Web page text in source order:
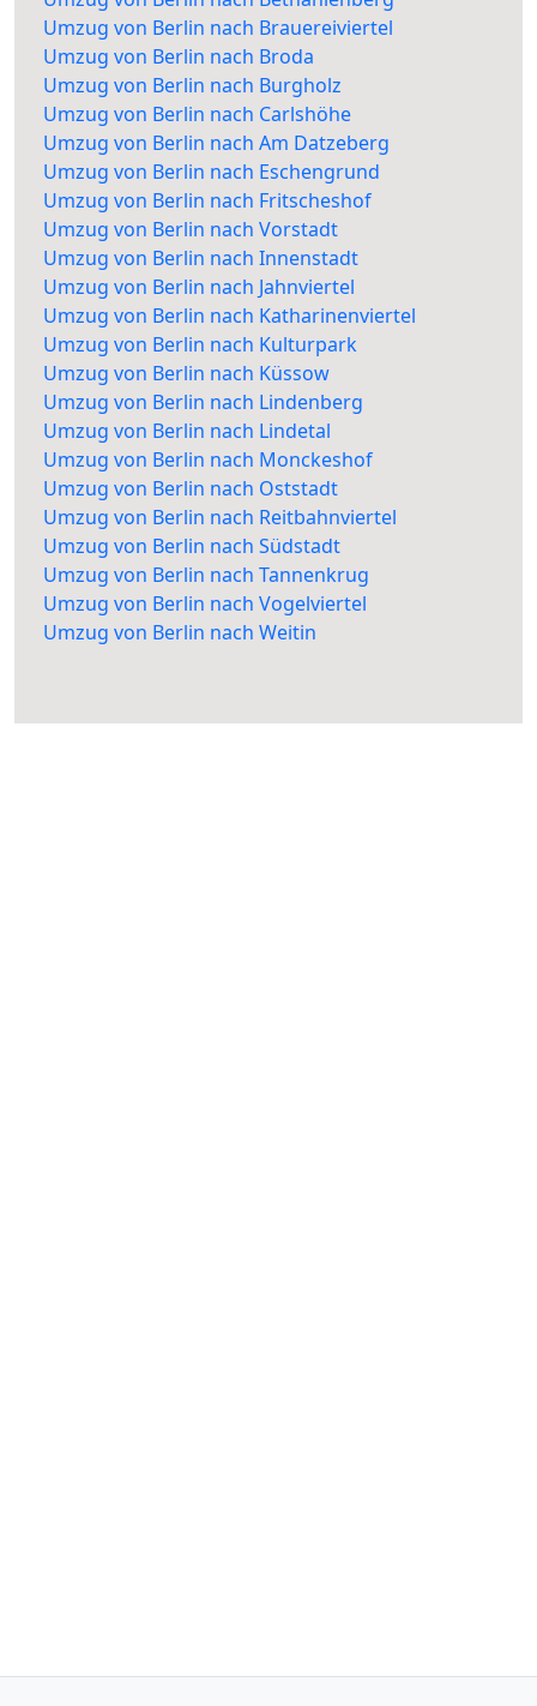
Umzug von Berlin nach Brauereiviertel
Umzug von Berlin nach Broda
Umzug von Berlin nach Burgholz
Umzug von Berlin nach Carlshöhe
Umzug von Berlin nach Am Datzeberg
Umzug von Berlin nach Eschengrund
Umzug von Berlin nach Fritscheshof
Umzug von Berlin nach Vorstadt
Umzug von Berlin nach Innenstadt
Umzug von Berlin nach Jahnviertel
Umzug von Berlin nach Katharinenviertel
Umzug von Berlin nach Kulturpark
Umzug von Berlin nach Küssow
Umzug von Berlin nach Lindenberg
Umzug von Berlin nach Lindetal
Umzug von Berlin nach Monckeshof
Umzug von Berlin nach Oststadt
Umzug von Berlin nach Reitbahnviertel
Umzug von Berlin nach Südstadt
Umzug von Berlin nach Tannenkrug
Umzug von Berlin nach Vogelviertel
Umzug von Berlin nach Weitin